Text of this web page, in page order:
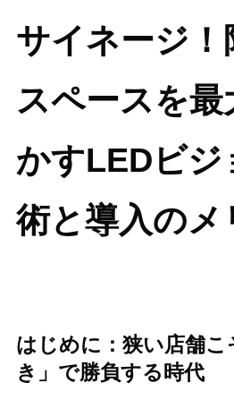
サイネージ！
スペースを最
かすLEDビジ
術と導入のメ
はじめに：狭い店舗こ
き」で勝負する時代